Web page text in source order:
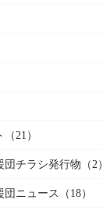
（21）
団チラシ発行物 （2）
団ニュース （18）